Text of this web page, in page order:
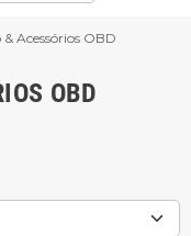
Acessórios OBD
OBD